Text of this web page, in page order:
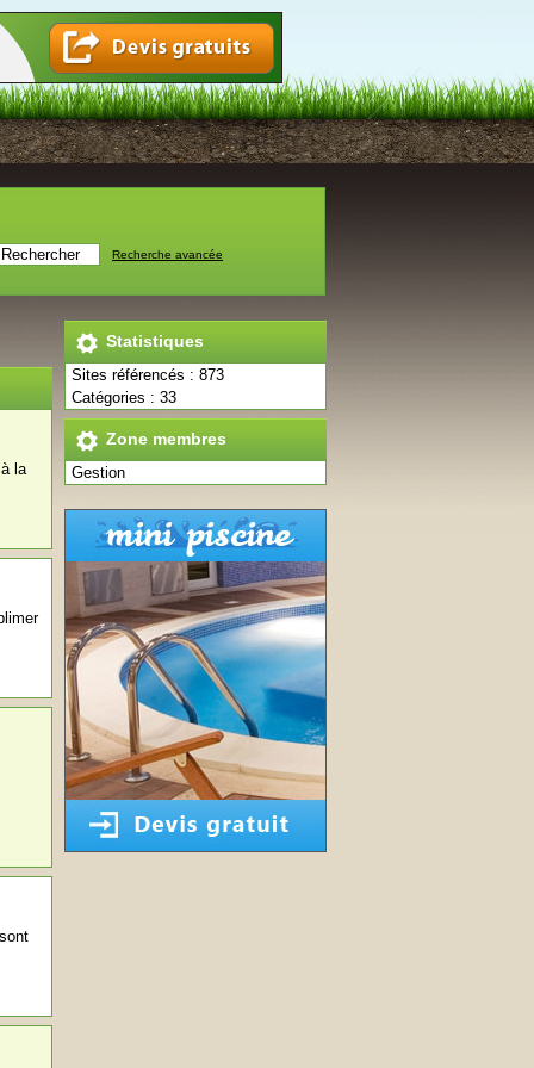
Recherche avancée
Statistiques
Sites référencés : 873
Catégories : 33
Zone membres
Gestion
la